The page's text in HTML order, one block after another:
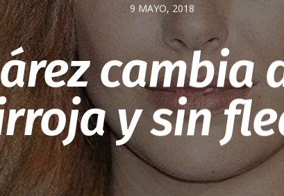
9 MAYO, 2018
cambia
y sin